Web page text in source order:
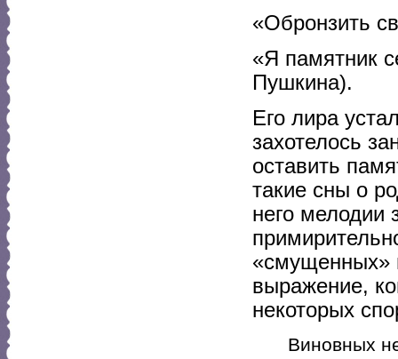
«Обронзить
«Я памятник
Пушкина).
Его лира
захотелось
оставить
такие сны о
него мелодии
«смущенных»
выражение,
некоторых
Виновных